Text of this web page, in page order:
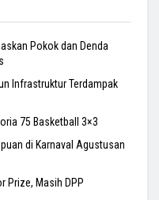
Pokok dan Denda
Infrastruktur Terdampak
75 Basketball 3×3
di Karnaval Agustusan
Prize, Masih DPP